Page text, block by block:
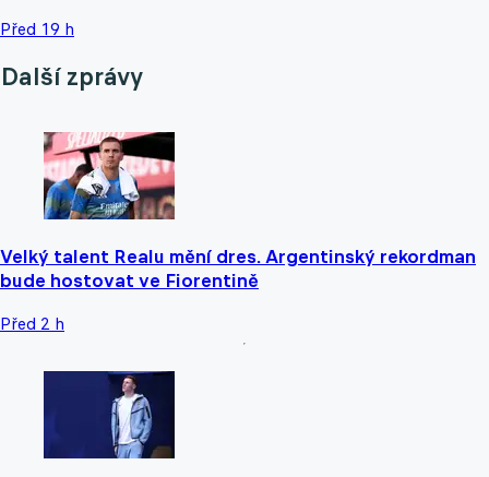
Před 19 h
Další zprávy
Velký talent Realu mění dres. Argentinský rekordman
bude hostovat ve Fiorentině
Před 2 h